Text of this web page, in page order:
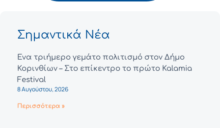
Σημαντικά Νέα
Ένα τριήμερο γεμάτο πολιτισμό στον Δήμο
Κορινθίων – Στο επίκεντρο το πρώτο Kalamia
Festival
8 Αυγούστου, 2026
Περισσότερα »